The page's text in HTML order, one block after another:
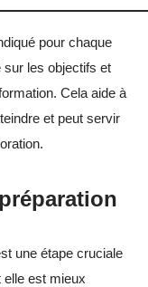
pour chaque
sur les objectifs et
Cela aide à
et peut servir
une étape cruciale
est mieux